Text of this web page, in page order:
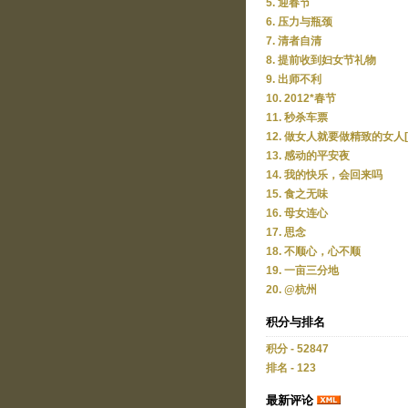
5. 迎春节
6. 压力与瓶颈
7. 清者自清
8. 提前收到妇女节礼物
9. 出师不利
10. 2012*春节
11. 秒杀车票
12. 做女人就要做精致的女人
13. 感动的平安夜
14. 我的快乐，会回来吗
15. 食之无味
16. 母女连心
17. 思念
18. 不顺心，心不顺
19. 一亩三分地
20. @杭州
积分与排名
积分 - 52847
排名 - 123
最新评论